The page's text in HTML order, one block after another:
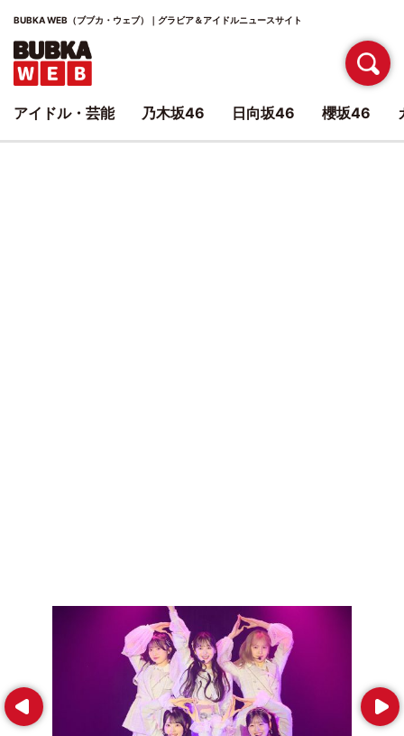
BUBKA WEB（ブブカ・ウェブ）｜グラビア＆アイドルニュースサイト
Prev Next
アイドル・芸能 乃木坂46 日向坂46 櫻坂46